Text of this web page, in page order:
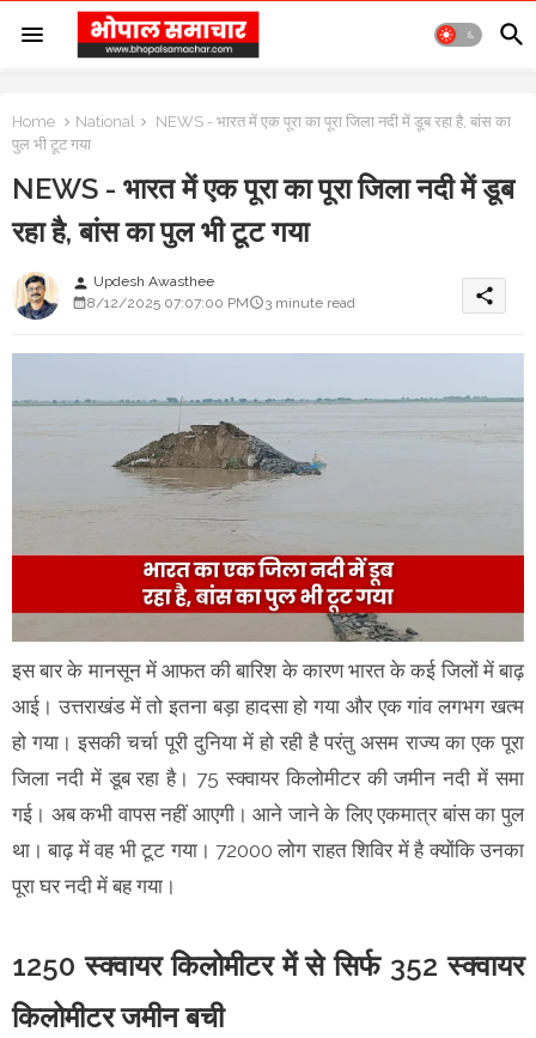
Home National
NEWS - भारत में एक पूरा का पूरा जिला नदी में डूब रहा है, बांस का
पुल भी टूट गया
NEWS - भारत में एक पूरा का पूरा जिला नदी में डूब
रहा है, बांस का पुल भी टूट गया
person Updesh Awasthee
8/12/2025 07:07:00 PM
3 minute read share
इस बार के मानसून में आफत की बारिश के कारण भारत के कई जिलों में बाढ़
आई। उत्तराखंड में तो इतना बड़ा हादसा हो गया और एक गांव लगभग खत्म
हो गया। इसकी चर्चा पूरी दुनिया में हो रही है परंतु असम राज्य का एक पूरा
जिला नदी में डूब रहा है। 75 स्क्वायर किलोमीटर की जमीन नदी में समा
गई। अब कभी वापस नहीं आएगी। आने जाने के लिए एकमात्र बांस का पुल
था। बाढ़ में वह भी टूट गया। 72000 लोग राहत शिविर में है क्योंकि उनका
पूरा घर नदी में बह गया।
1250 स्क्वायर किलोमीटर में से सिर्फ 352 स्क्वायर
किलोमीटर जमीन बची